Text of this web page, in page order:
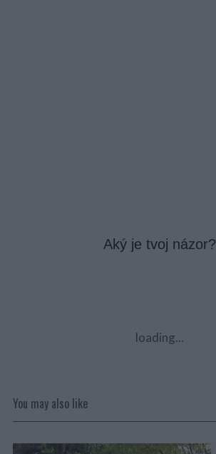
Aký je tvoj názor?
loading...
You may also like